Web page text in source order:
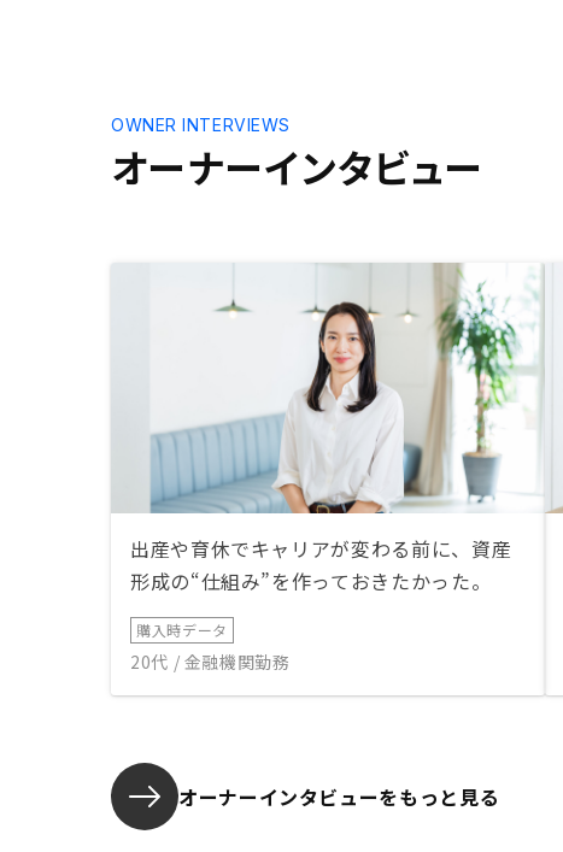
オーナーインタビュー
OWNER INTERVIEWS
出産や育休でキャリアが変わる前に、資産
形成の“仕組み”を作っておきたかった。
購入時データ
20代 / 金融機関勤務
オーナーインタビューをもっと見る